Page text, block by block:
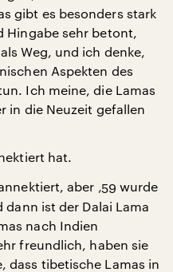
gibt es besonders stark
Hingabe sehr betont,
Weg, und ich denke,
Aspekten des
Ich meine, die Lamas
in die Neuzeit gefallen
hat.
aber ‚59 wurde
ist der Dalai Lama
nach Indien
freundlich, haben sie
dass tibetische Lamas in